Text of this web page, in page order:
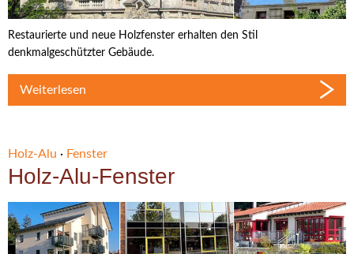
Restaurierte und neue Holzfenster erhalten den Stil
denkmalgeschützter Gebäude.
Weiterlesen
Holz-Alu · Fenster
Holz-Alu-Fenster